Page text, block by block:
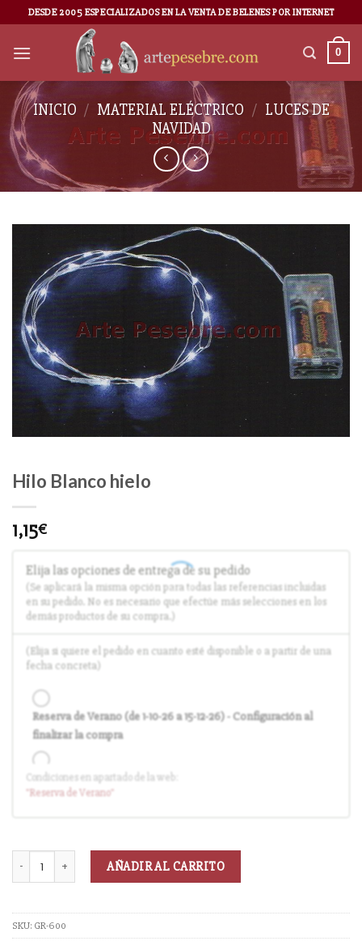
DESDE 2005 ESPECIALIZADOS EN LA VENTA DE BELENES POR INTERNET
0
INICIO / MATERIAL ELÉCTRICO / LUCES DE
NAVIDAD
Hilo Blanco hielo
1,15€
Elija las opciones de entrega de su pedido
(Se aplicará la misma opción para todas las referencias incluidas
en su pedido. No es necesario que efectúe más selecciones en los
demás productos de su compra.)
(Elija si quiere el pedido en cuanto esté disponible o a partir de una
fecha concreta)
Reserva de Verano (de 1-10-26 a 15-12-26) - Configuración al
finalizar la compra
Entrega en cuanto el pedido esté disponible (sin descuento)
Condiciones en apartado de la web:
"Reservade Verano"
AÑADIR AL CARRITO
SKU: GR-600